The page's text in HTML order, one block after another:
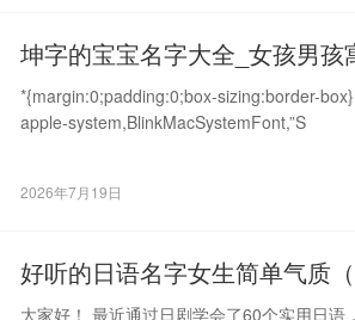
坤字的宝宝名字大全_女孩男孩
*{margin:0;padding:0;box-sizing:border-
apple-system,BlinkMacSystemFont,”S
2026年7月19日
好听的日语名字女生简单气质
大家好！ 最近通过日剧学会了60个实用日